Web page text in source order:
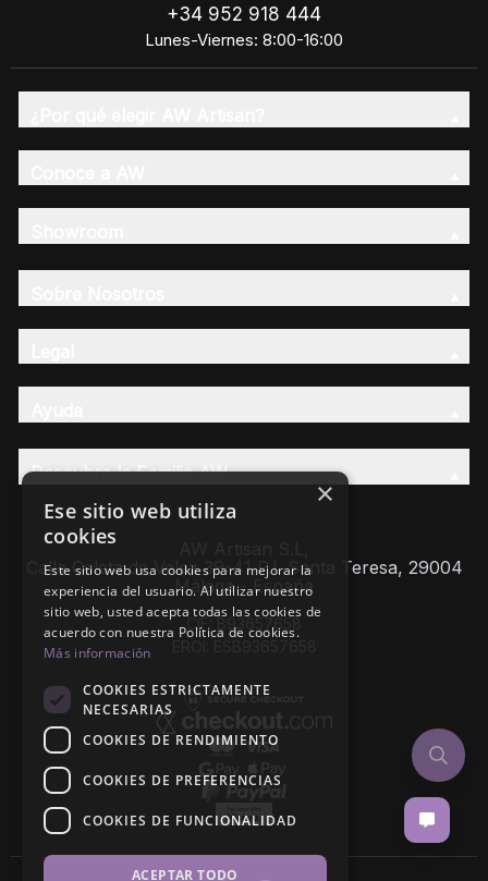
+34 952 918 444
Lunes-Viernes: 8:00-16:00
Descubre la Familia AW
Calle Caleta de Velez 39-41 P.I. Santa Teresa, 29004
Málaga - España
CIF: B93657658
×
Ese sitio web utiliza
cookies
Este sitio web usa cookies para mejorar la
experiencia del usuario. Al utilizar nuestro
sitio web, usted acepta todas las cookies de
acuerdo con nuestra Política de cookies.
Más información
COOKIES ESTRICTAMENTE
NECESARIAS
COOKIES DE RENDIMIENTO
COOKIES DE PREFERENCIAS
COOKIES DE FUNCIONALIDAD
ACEPTAR TODO